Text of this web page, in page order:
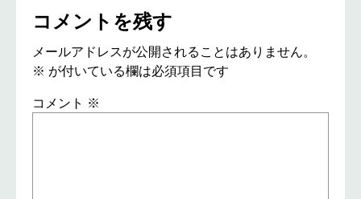
コメントを残す
メールアドレスが公開されることはありません。
※ が付いている欄は必須項目です
コメント ※